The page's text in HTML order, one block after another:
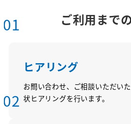
ご利用まで
01
ヒアリング
お問い合わせ、ご相談いただい
状ヒアリングを行います。
02